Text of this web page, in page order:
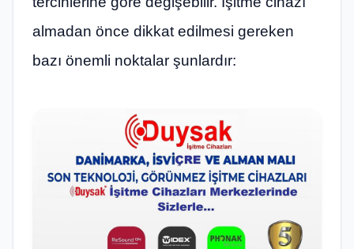
almadan önce dikkat edilmesi gereken
bazı önemli noktalar şunlardır: